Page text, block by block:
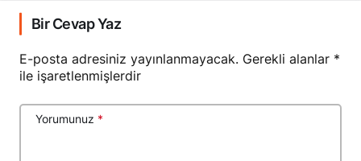
Bir Cevap Yaz
E-posta adresiniz yayınlanmayacak. Gerekli alanlar *
ile işaretlenmişlerdir
Yorumunuz *